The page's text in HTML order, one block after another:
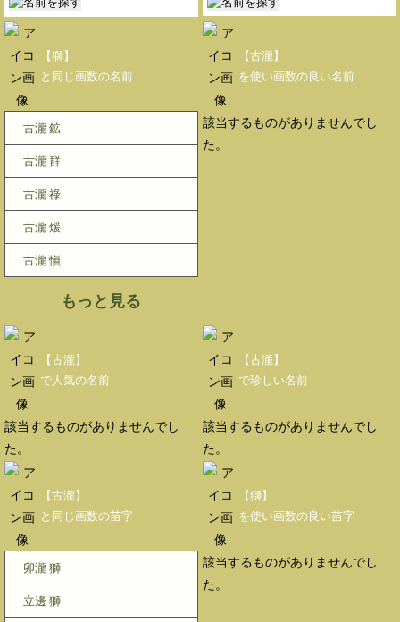
【獅】
と同じ画数の名前
古瀧 鉱
古瀧 群
古瀧 祿
古瀧 煖
古瀧 愼
もっと見る
【古瀧】
を使い画数の良い名前
該当するものがありませんでし
た。
【古瀧】
で人気の名前
該当するものがありませんでし
た。
【古瀧】
で珍しい名前
該当するものがありませんでし
た。
【古瀧】
と同じ画数の苗字
卯瀧 獅
立邊 獅
【獅】
を使い画数の良い苗字
該当するものがありませんでし
た。